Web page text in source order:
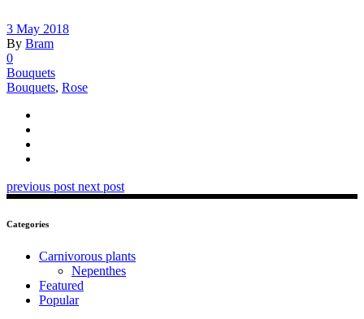
3 May 2018
By Bram
0
Bouquets
Bouquets, Rose
previous post next post
Categories
Carnivorous plants
Nepenthes
Featured
Popular